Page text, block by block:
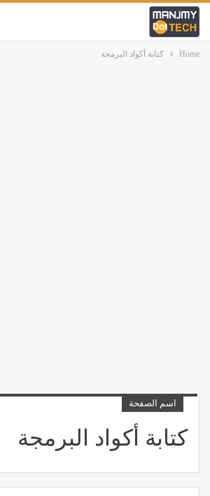
Home كتابة أكواد البرمجة
اسم الصفحة
كتابة أكواد البرمجة